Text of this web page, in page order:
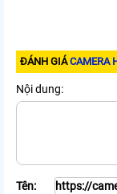
ĐÁNH GIÁCAMERA
Nội dung:
Tên: